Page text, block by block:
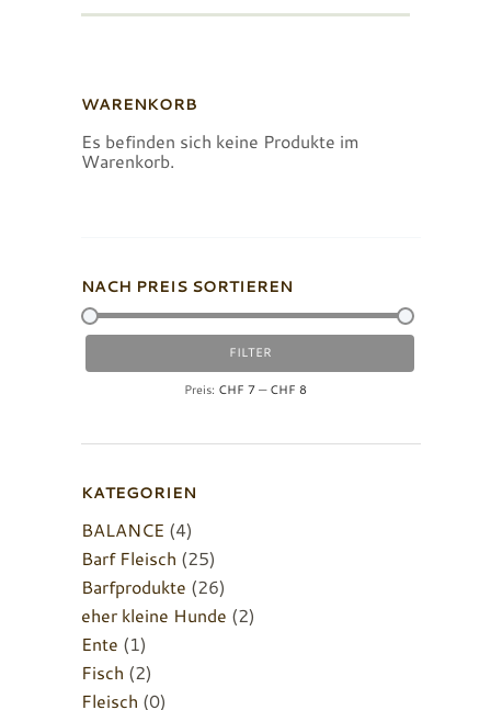
WARENKORB
Es befinden sich keine Produkte im
Warenkorb.
NACH PREIS SORTIEREN
Preis
Preis
FILTER
Preis: CHF 7 — CHF 8
KATEGORIEN
BALANCE (4)
Barf Fleisch (25)
Barfprodukte (26)
eher kleine Hunde (2)
Ente (1)
Fisch (2)
Fleisch (0)